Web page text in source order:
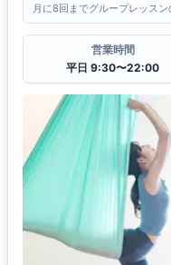
月に8回までグループレッスン
営業時間
平日 9:30〜22:00